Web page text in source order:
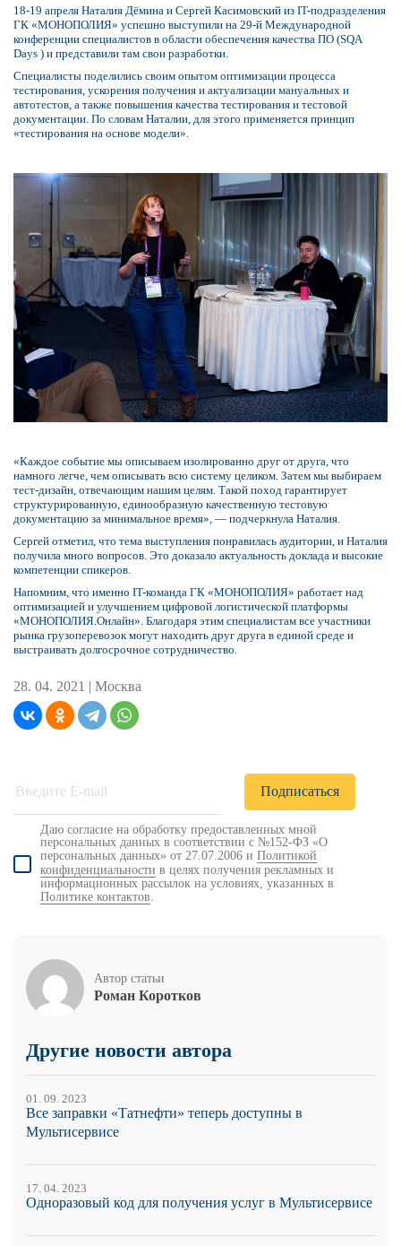
18-19 апреля Наталия Дёмина и Сергей Касимовский из IT-подразделения
ГК «МОНОПОЛИЯ» успешно выступили на 29-й Международной
конференции специалистов в области обеспечения качества ПО (SQA
Days ) и представили там свои разработки.
Специалисты поделились своим опытом оптимизации процесса
тестирования, ускорения получения и актуализации мануальных и
автотестов, а также повышения качества тестирования и тестовой
документации. По словам Наталии, для этого применяется принцип
«тестирования на основе модели».
«Каждое событие мы описываем изолированно друг от друга, что
намного легче, чем описывать всю систему целиком. Затем мы выбираем
тест-дизайн, отвечающим нашим целям. Такой поход гарантирует
структурированную, единообразную качественную тестовую
документацию за минимальное время», — подчеркнула Наталия.
Сергей отметил, что тема выступления понравилась аудитории, и Наталия
получила много вопросов. Это доказало актуальность доклада и высокие
компетенции спикеров.
Напомним, что именно IT-команда ГК «МОНОПОЛИЯ» работает над
оптимизацией и улучшением цифровой логистической платформы
«МОНОПОЛИЯ.Онлайн». Благодаря этим специалистам все участники
рынка грузоперевозок могут находить друг друга в единой среде и
выстраивать долгосрочное сотрудничество.
28. 04. 2021 | Москва
Даю согласие на обработку предоставленных мной
персональных данных в соответствии с №152-ФЗ «О
персональных данных» от 27.07.2006 и Политикой
конфиденциальности в целях получения рекламных и
информационных рассылок на условиях, указанных в
Политике контактов
Автор статьи
Роман Коротков
Другие новости автора
01. 09. 2023
Все заправки «Татнефти» теперь доступны в
Мультисервисе
17. 04. 2023
Одноразовый код для получения услуг в Мультисервисе